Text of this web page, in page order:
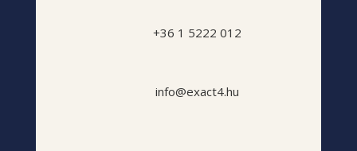
+36 1 5222 012
info@exact4.hu